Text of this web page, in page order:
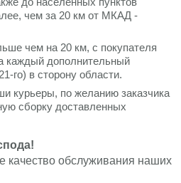
чем за 20 км от МКАД -
чем на 20 км, с покупателя
каждый дополнительный
го) в сторону области.
курьеры, по желанию заказчика
сборку доставленных
качество обслуживания наших